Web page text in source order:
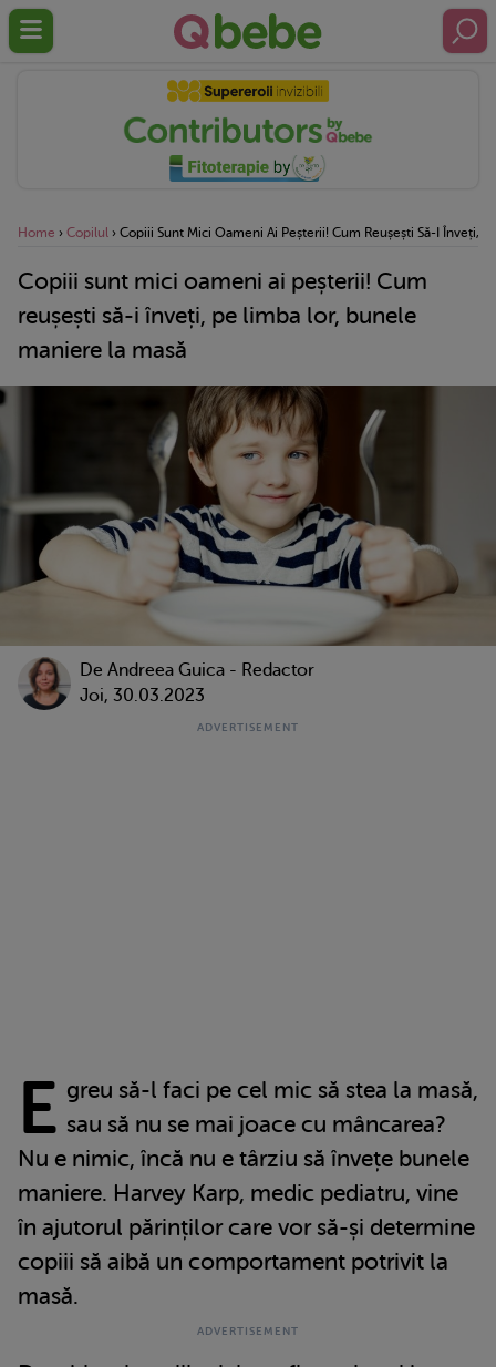
Home › Copilul › Copiii Sunt Mici Oameni Ai Peșterii! Cum Reușești Să-I Înveți,
Copiii sunt mici oameni ai peșterii! Cum
reușești să-i înveți, pe limba lor, bunele
maniere la masă
De Andreea Guica - Redactor
Joi, 30.03.2023
E greu să-l faci pe cel mic să stea la masă,
sau să nu se mai joace cu mâncarea?
Nu e nimic, încă nu e târziu să învețe bunele
maniere. Harvey Karp, medic pediatru, vine
în ajutorul părinților care vor să-și determine
copiii să aibă un comportament potrivit la
masă.